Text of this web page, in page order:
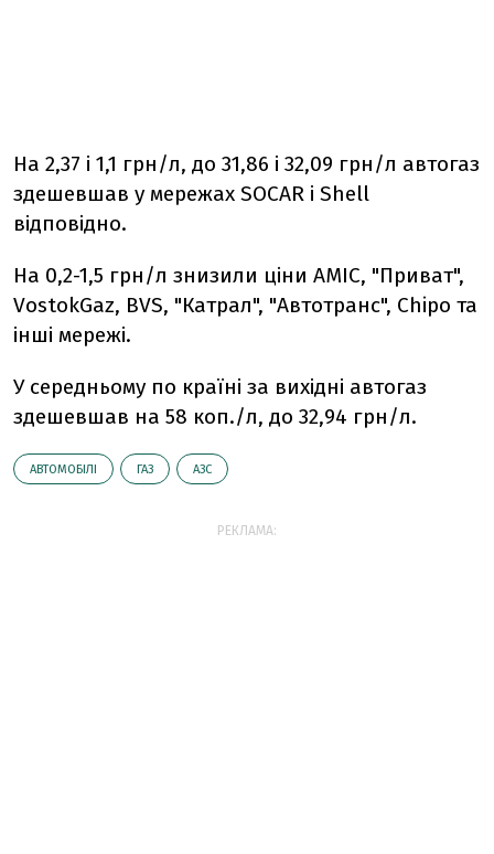
На 2,37 і 1,1 грн/л, до 31,86 і 32,09 грн/л автогаз
здешевшав у мережах SOCAR і Shell
відповідно.
На 0,2-1,5 грн/л знизили ціни AMIC, "Приват",
VostokGaz, BVS, "Катрал", "Автотранс", Chipo та
інші мережі.
У середньому по країні за вихідні автогаз
здешевшав на 58 коп./л, до 32,94 грн/л.
АВТОМОБІЛІ ГАЗ АЗС
РЕКЛАМА: